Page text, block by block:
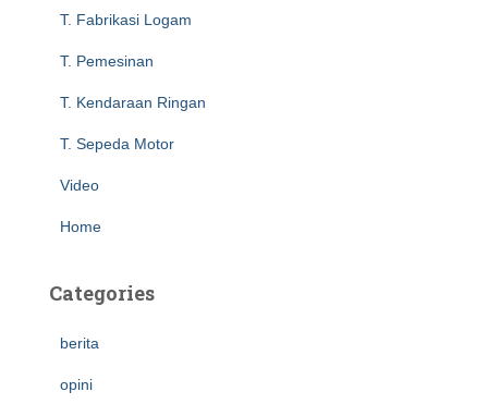
T. Fabrikasi Logam
T. Pemesinan
T. Kendaraan Ringan
T. Sepeda Motor
Video
Home
Categories
berita
opini